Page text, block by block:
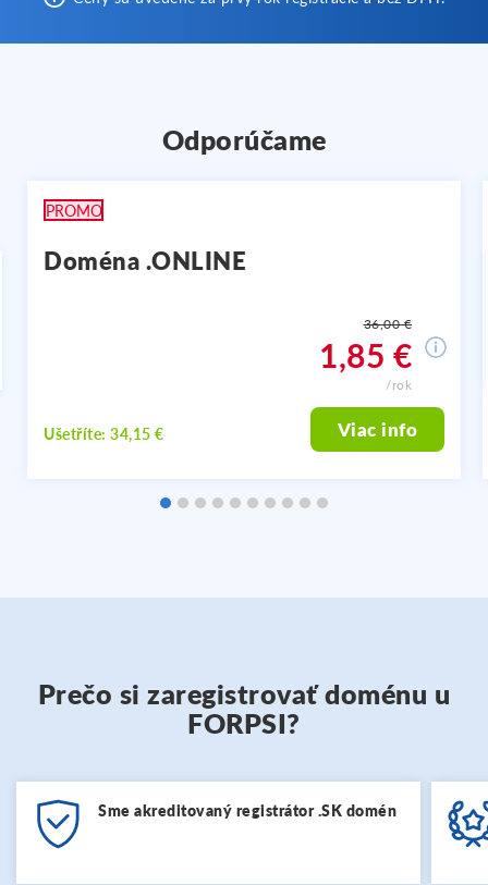
Odporúčame
PROMO
Doména .ONLINE
36,00 €
1,85 €
/rok
Ušetříte: 34,15 € Viac info
Prečo si zaregistrovať doménu u
FORPSI?
Sme akreditovaný registrátor .SK domén